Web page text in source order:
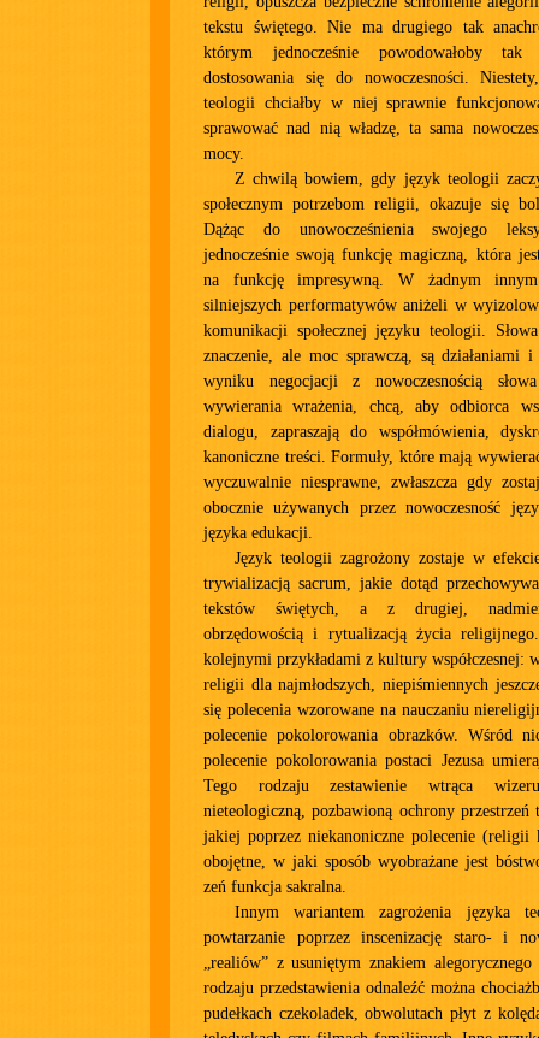
tekstu świętego. Nie ma drugiego tak
którym jednocześnie powodowałoby tak
dostosowania się do nowoczesności.
teologii chciałby w niej sprawnie
sprawować nad nią władzę, ta sama
mocy.
Z chwilą bowiem, gdy język teologii
społecznym potrzebom religii, okazuje się
Dążąc do unowocześnienia swojego
jednocześnie swoją funkcję magiczną, która
na funkcję impresywną. W żadnym
silniejszych performatywów aniżeli w
komunikacji społecznej języku teologii.
znaczenie, ale moc sprawczą, są działaniami
wyniku negocjacji z nowoczesnością
wywierania wrażenia, chcą, aby odbiorca
dialogu, zapraszają do współmówienia,
kanoniczne treści. Formuły, które mają
wyczuwalnie niesprawne, zwłaszcza gdy
obocznie używanych przez nowoczesność
języka edukacji.
Język teologii zagrożony zostaje w
trywializacją sacrum, jakie dotąd
tekstów świętych, a z drugiej,
obrzędowością i rytualizacją życia
kolejnymi przykładami z kultury współczesnej:
religii dla najmłodszych, niepiśmiennych
się polecenia wzorowane na nauczaniu
polecenie pokolorowania obrazków. Wśród
polecenie pokolorowania postaci Jezusa
Tego rodzaju zestawienie wtrąca
nieteologiczną, pozbawioną ochrony
jakiej poprzez niekanoniczne polecenie
obojętne, w jaki sposób wyobrażane jest
zeń funkcja sakralna.
Innym wariantem zagrożenia języka
powtarzanie poprzez inscenizację staro- i
„realiów” z usuniętym znakiem alegorycznego
rodzaju przedstawienia odnaleźć można
pudełkach czekoladek, obwolutach płyt z